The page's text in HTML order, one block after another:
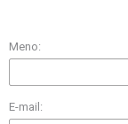
Meno:
E-mail: